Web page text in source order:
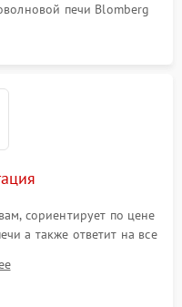
печи Blomberg
сориентирует по цене
а также ответит на все